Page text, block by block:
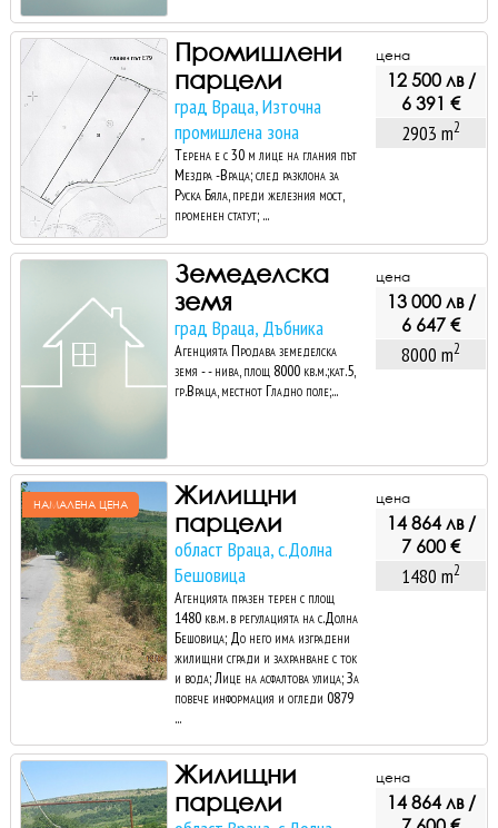
Промишлени
парцели
град Враца, Източна
промишлена зона
Терена е с 30 м лице на глания път
Мездра -Враца; след разклона за
Руска Бяла, преди железния мост,
променен статут; ...
цена
12 500 лв /
6 391 €
2903 m2
Земеделска
земя
град Враца, Дъбника
Агенцията Продава земеделска
земя - - нива, площ 8000 кв.м.;кат.5,
гр.Враца, местнот Гладно поле;...
цена
13 000 лв /
6 647 €
8000 m2
НАМАЛЕНА ЦЕНА
Жилищни
парцели
област Враца, с.Долна
Бешовица
Агенцията празен терен с площ
1480 кв.м. в регулацията на с.Долна
Бешовица; До него има изградени
жилищни сгради и захранване с ток
и вода; Лице на асфалтова улица; За
повече информация и огледи 0879
...
цена
14 864 лв /
7 600 €
1480 m2
Жилищни
парцели
цена
14 864 лв /